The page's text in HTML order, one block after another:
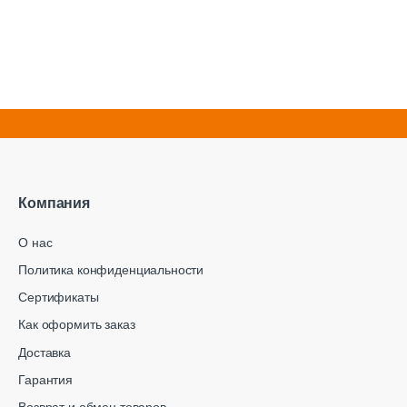
Компания
О нас
Политика конфиденциальности
Сертификаты
Как оформить заказ
Доставка
Гарантия